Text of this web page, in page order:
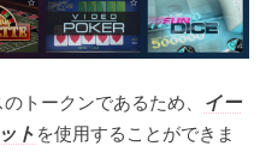
トークンであるため、
イー
ト を使用することができま